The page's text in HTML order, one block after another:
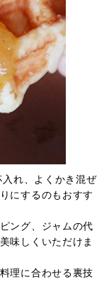
れ、よくかき混ぜ
にするのもおすす
ング、ジャムの代
味しくいただけま
理に合わせる裏技